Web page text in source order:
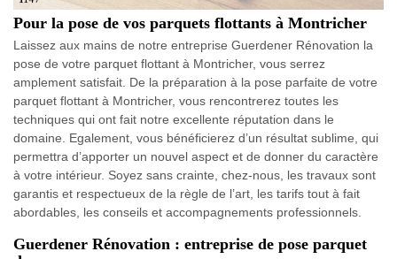
Pour la pose de vos parquets flottants à Montricher
Laissez aux mains de notre entreprise Guerdener Rénovation la
pose de votre parquet flottant à Montricher, vous serrez
amplement satisfait. De la préparation à la pose parfaite de votre
parquet flottant à Montricher, vous rencontrerez toutes les
techniques qui ont fait notre excellente réputation dans le
domaine. Egalement, vous bénéficierez d’un résultat sublime, qui
permettra d’apporter un nouvel aspect et de donner du caractère
à votre intérieur. Soyez sans crainte, chez-nous, les travaux sont
garantis et respectueux de la règle de l’art, les tarifs tout à fait
abordables, les conseils et accompagnements professionnels.
Guerdener Rénovation : entreprise de pose parquet